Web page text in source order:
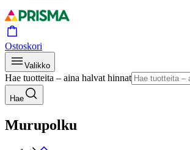
Ostoskori
Valikko
Hae tuotteita – aina halvat hinnat
Hae
Murupolku